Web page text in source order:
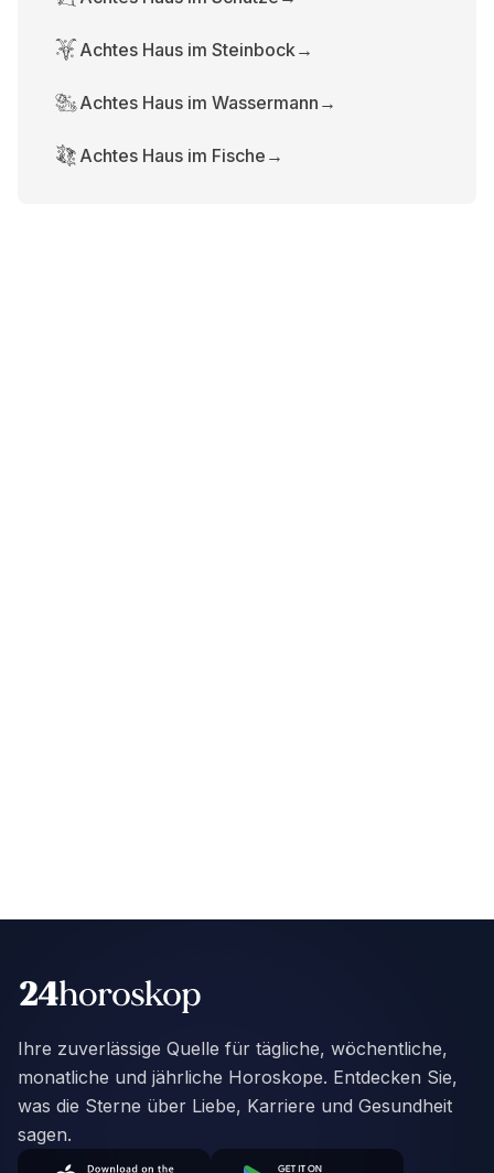
Achtes Haus im Steinbock→
Achtes Haus im Wassermann →
Achtes Haus im Fische →
Ihre zuverlässige Quelle für tägliche, wöchentliche,
monatliche und jährliche Horoskope. Entdecken Sie,
was die Sterne über Liebe, Karriere und Gesundheit
sagen.